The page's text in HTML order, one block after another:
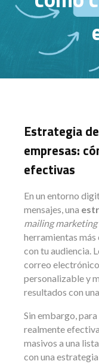
Estrategia
empresas:
efectivas
En un entorno
mensajes, una
mailing marketing
herramientas
con tu audiencia.
correo
personalizable y
resultados con
Sin embargo, para
realmente
masivos a una
con una